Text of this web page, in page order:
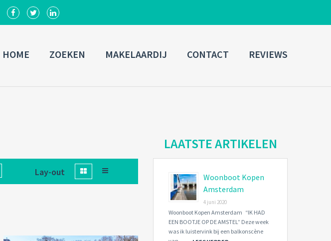
Username
Connect with:
Forgot
password? SIGN IN
Remember me
HOME ZOEKEN MAKELAARDIJ CONTACT REVIEWS
Lay-out
LAATSTE ARTIKELEN
Woonboot Kopen
Amsterdam
4 juni 2020
Woonboot Kopen Amsterdam “IK HAD
EEN BOOTJE OP DE AMSTEL” Deze week
was ik luistervink bij een balkonscène